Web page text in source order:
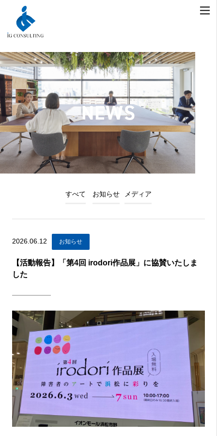
NEWS
すべて お知らせ メディア
2026.06.12 お知らせ
【活動報告】「第4回 irodori作品展」に協賛いたしま
した